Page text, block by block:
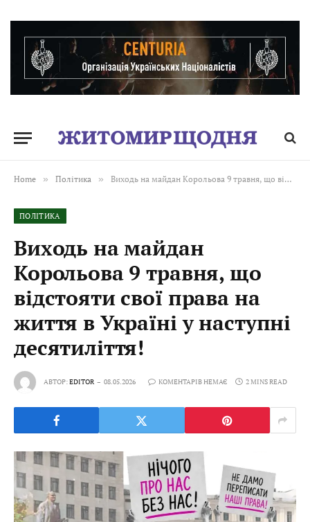
Home » Політика » Виходь на майдан Корольова 9 травня, що відстояти свої права на життя в Україні у наступні десятиліття!
ПОЛІТИКА
Виходь на майдан
Корольова 9 травня, що
відстояти свої права на
життя в Україні у наступні
десятиліття!
АВТОР:EDITOR 08.05.2026 КОМЕНТАРІВ НЕМАЄ 2 MINS READ